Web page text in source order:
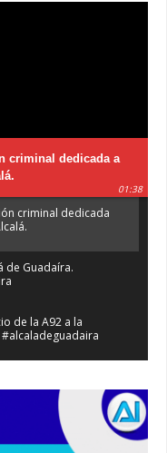
criminal dedicada a
01:38
criminal dedicada
de Guadaíra.
de la A92 a la
en Alcalá de
#vivienda #vpo